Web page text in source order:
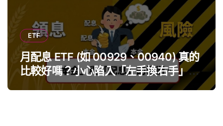
ETF
月配息 ETF (如 00929、00940) 真的
比較好嗎？小心陷入「左手換右手」迷